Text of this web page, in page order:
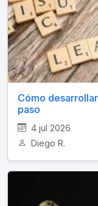
Cómo
paso
4 jul 2026
Diego R.